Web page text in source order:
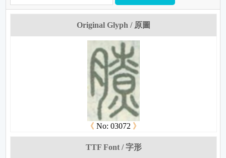
Original Glyph / 原圖
《 No: 03072 》
TTF Font / 字形